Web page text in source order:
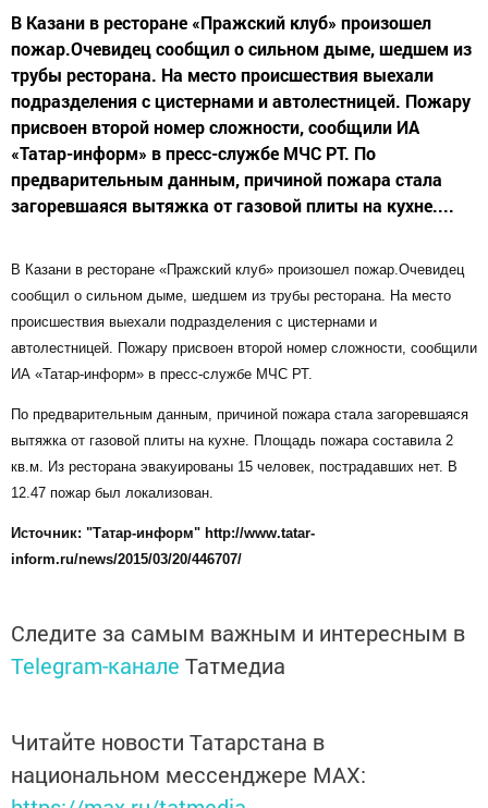
В Казани в ресторане «Пражский клуб» произошел
пожар.Очевидец сообщил о сильном дыме, шедшем из
трубы ресторана. На место происшествия выехали
подразделения с цистернами и автолестницей. Пожару
присвоен второй номер сложности, сообщили ИА
«Татар-информ» в пресс-службе МЧС РТ. По
предварительным данным, причиной пожара стала
загоревшаяся вытяжка от газовой плиты на кухне....
В Казани в ресторане «Пражский клуб» произошел пожар.Очевидец
сообщил о сильном дыме, шедшем из трубы ресторана. На место
происшествия выехали подразделения с цистернами и
автолестницей. Пожару присвоен второй номер сложности, сообщили
ИА «Татар-информ» в пресс-службе МЧС РТ.
По предварительным данным, причиной пожара стала загоревшаяся
вытяжка от газовой плиты на кухне. Площадь пожара составила 2
кв.м. Из ресторана эвакуированы 15 человек, пострадавших нет. В
12.47 пожар был локализован.
Источник: "Татар-информ" http://www.tatar-
inform.ru/news/2015/03/20/446707/
Следите за самым важным и интересным в
Telegram-канале Татмедиа
Читайте новости Татарстана в
национальном мессенджере MАХ: